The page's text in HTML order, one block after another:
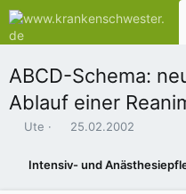
ABCD-Schema:
Ablauf einer
E
e
Ute
E
t
e
25.02.2002
Intensiv- und